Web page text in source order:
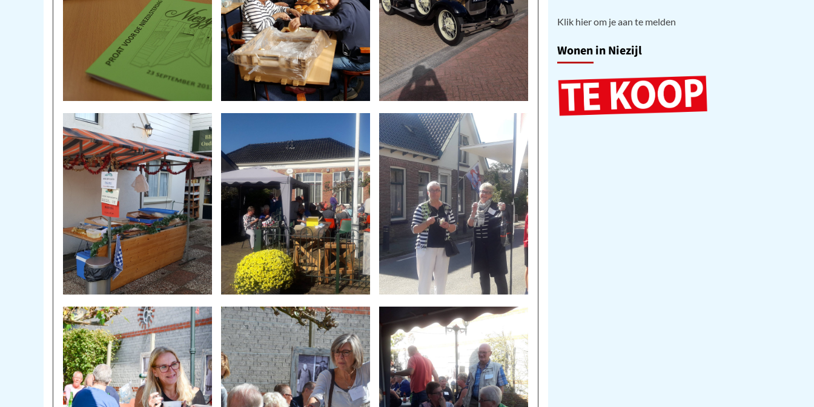
Klik hier om je aan te melden
Wonen in Niezijl